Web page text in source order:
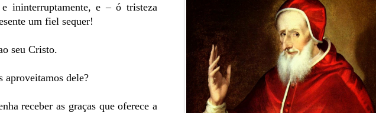
ininterruptamente, e – ó tristeza
um fiel sequer!
seu Cristo.
aproveitamos dele?
receber as graças que oferece a